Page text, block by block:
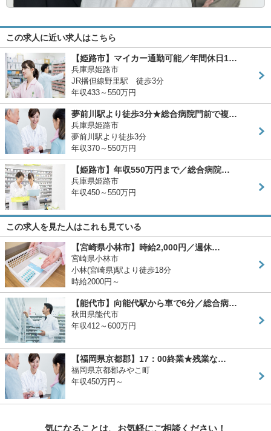
この求人に近い求人はこちら
【姫路市】マイカー通勤可能／年間休日1…
兵庫県姫路市
JR播但線野里駅 徒歩3分
年収433～550万円
夢前川駅より徒歩3分★総合病院門前で複…
兵庫県姫路市
夢前川駅より徒歩3分
年収370～550万円
【姫路市】年収550万円まで／総合病院…
兵庫県姫路市
年収450～550万円
この求人を見た人はこれも見ている
【宮崎県小林市】時給2,000円／週休…
宮崎県小林市
小林(宮崎県)駅より徒歩18分
時給2000円～
【能代市】向能代駅から車で6分／総合病…
秋田県能代市
年収412～600万円
【福岡県京都郡】17：00終業★残業な…
福岡県京都郡みやこ町
年収450万円～
気になることは、お気軽にご相談ください！